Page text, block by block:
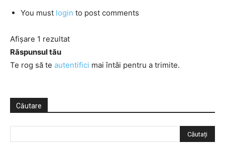
You must login to post comments
Afișare 1 rezultat
Răspunsul tău
Te rog să te autentifici mai întâi pentru a trimite.
Căutare